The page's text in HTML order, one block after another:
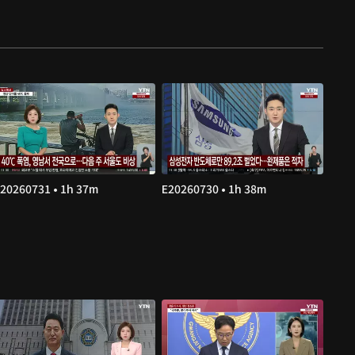
• 1h 37m E20260730 • 1h 38m